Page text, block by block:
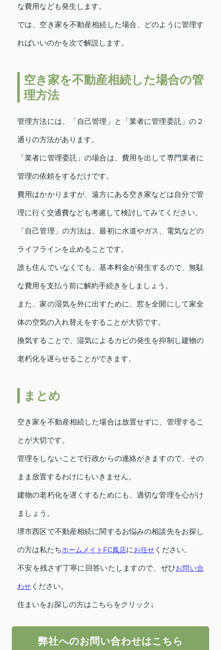
な費用なども発生します。
では、空き家を不動産相続した場合、どのように管理す
ればいいのかを次で解説します。
空き家を不動産相続した場合の管
理方法
管理方法には、「自己管理」と「業者に管理委託」の２
通りの方法があります。
「業者に管理委託」の場合は、費用を出して専門業者に
管理の依頼をするだけです。
費用はかかりますが、遠方にある空き家などは自分で管
理に行く交通費なども考慮して検討してみてください。
「自己管理」の方法は、最初に水道やガス、電気などの
ライフラインを止めることです。
誰も住んでいなくても、基本料金が発生するので、無駄
な費用を支払う前に解約手続きをしましょう。
また、家の湿気を外に出すために、窓を全開にして家全
体の空気の入れ替えをすることが大切です。
換気することで、湿気によるカビの発生を抑制し建物の
老朽化を遅らせることができます。
まとめ
空き家を不動産相続した場合は放置せずに、管理するこ
とが大切です。
管理をしないことで行政からの連絡がきますので、その
まま放置するわけにもいきません。
建物の老朽化を遅くするためにも、適切な管理を心がけ
ましょう。
堺市西区で不動産相続に関するお悩みの相談先をお探し
の方は私たちホームメイトFC鳳店にお任せ ください。
不安を残さず丁寧に回答いたしますので、ぜひお問い合
わせ ください。
住まいをお探しの方はこちらをクリック↓
弊社へのお問い合わせはこちら